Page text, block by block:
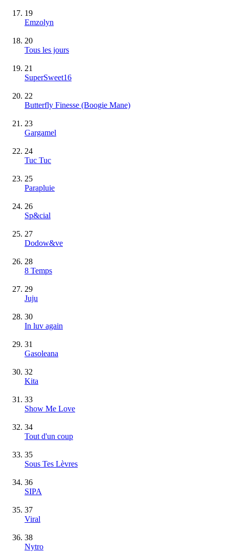
19
Emzolyn
20
Tous les jours
21
SuperSweet16
22
Butterfly Finesse (Boogie Mane)
23
Gargamel
24
Tuc Tuc
25
Parapluie
26
Sp&cial
27
Dodow&ve
28
8 Temps
29
Juju
30
In luv again
31
Gasoleana
32
Kita
33
Show Me Love
34
Tout d'un coup
35
Sous Tes Lèvres
36
SIPA
37
Viral
38
Nytro